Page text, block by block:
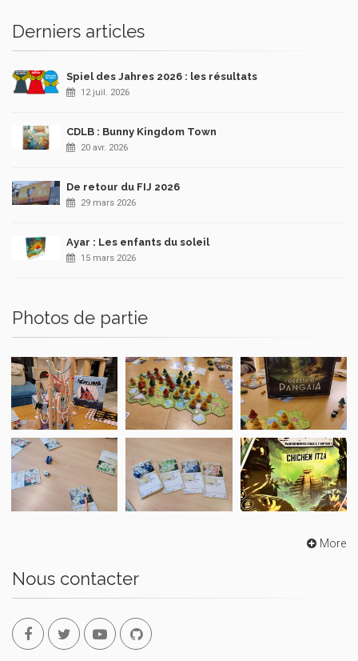
Derniers articles
Spiel des Jahres 2026 : les résultats
12 juil. 2026
CDLB : Bunny Kingdom Town
20 avr. 2026
De retour du FIJ 2026
29 mars 2026
Ayar : Les enfants du soleil
15 mars 2026
Photos de partie
More
Nous contacter